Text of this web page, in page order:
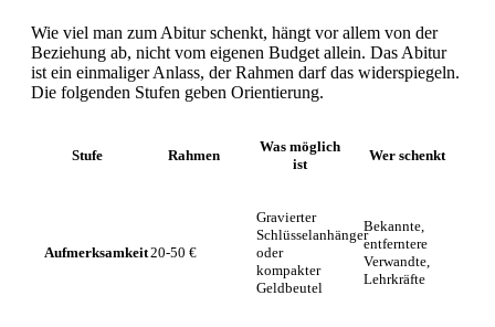
Wie viel man zum Abitur schenkt, hängt vor allem von der
Beziehung ab, nicht vom eigenen Budget allein. Das Abitur
ist ein einmaliger Anlass, der Rahmen darf das widerspiegeln.
Die folgenden Stufen geben Orientierung.
Stufe Rahmen
Was möglich
ist
Wer schenkt
Aufmerksamkeit20-50 €
Gravierter
Schlüsselanhänger
oder
kompakter
Geldbeutel
Bekannte,
entferntere
Verwandte,
Lehrkräfte